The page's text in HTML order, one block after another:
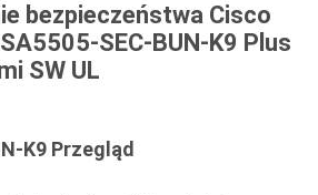
bezpieczeństwa Cisco
SEC-BUN-K9 Plus
SW UL
K9 Przegląd